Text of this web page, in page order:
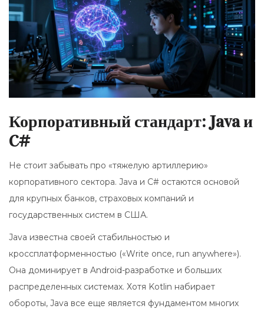
Корпоративный стандарт: Java и
C#
Не стоит забывать про «тяжелую артиллерию»
корпоративного сектора. Java и C# остаются основой
для крупных банков, страховых компаний и
государственных систем в США.
Java известна своей стабильностью и
кроссплатформенностью («Write once, run anywhere»).
Она доминирует в Android-разработке и больших
распределенных системах. Хотя Kotlin набирает
обороты, Java все еще является фундаментом многих